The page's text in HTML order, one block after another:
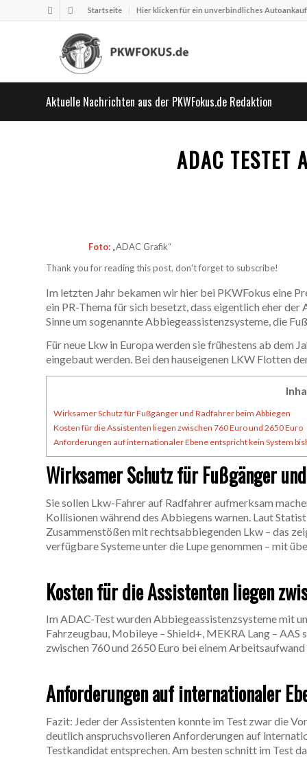
Startseite Hier klicken für ein unverbindliches
Aktuelle Nachrichten aus der PKWFokus.de Redaktion
ADAC TESTET
Foto:„ADAC Grafik“
Thank you for reading this post, don't forget to subscribe!
Im letzten Jahr bekamen wir hier bei PKWFokus eine
ein PR-Thema für sich besetzt, dass eigentlich eher
Sinne um sogenannte Abbiegeassistenzsysteme, die
Für neue Lkw in Europa werden sie frühestens ab dem
eingebaut werden. Bei den hauseigenen LKW Flotten
Wirksamer Schutz für Fußgänger und Radfahrer beim Abbiegen
Kosten für die Assistenten liegen zwischen 760 Euro und 2650 Euro
Anforderungen auf internationaler Ebene entspricht kein System
Wirksamer Schutz für Fußgänger
Sie sollen Lkw-Fahrer auf Radfahrer aufmerksam
Kollisionen während des Abbiegens warnen. Laut
Zusammenstößen mit rechtsabbiegenden Lkw – das
verfügbare Systeme unter die Lupe genommen – mit
Kosten für die Assistenten liegen
Im ADAC-Test wurden Abbiegeassistenzsysteme mit
Fahrzeugbau, Mobileye – Shield+, MEKRA Lang –
zwischen 760 und 2650 Euro bei einem Arbeitsaufwand
Anforderungen auf internationaler
Fazit: Jeder der Assistenten konnte im Test zwar die
deutlich anspruchsvolleren Anforderungen auf
Testkandidat entsprechen. Am besten schnitt im Test